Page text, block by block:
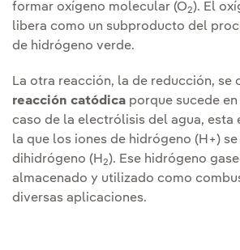
formar oxígeno molecular (O2). El
libera como un subproducto del
de hidrógeno verde.
La otra reacción, la de reducción, se
reacción catódica porque sucede
caso de la electrólisis del agua, esta
la que los iones de hidrógeno (H+) se
dihidrógeno (H2). Ese hidrógeno
almacenado y utilizado como
diversas aplicaciones.